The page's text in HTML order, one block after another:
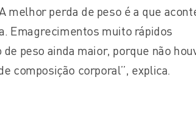
melhor perda de peso é a que
Emagrecimentos muito rápidos
peso ainda maior, porque não
composição corporal”, explica.